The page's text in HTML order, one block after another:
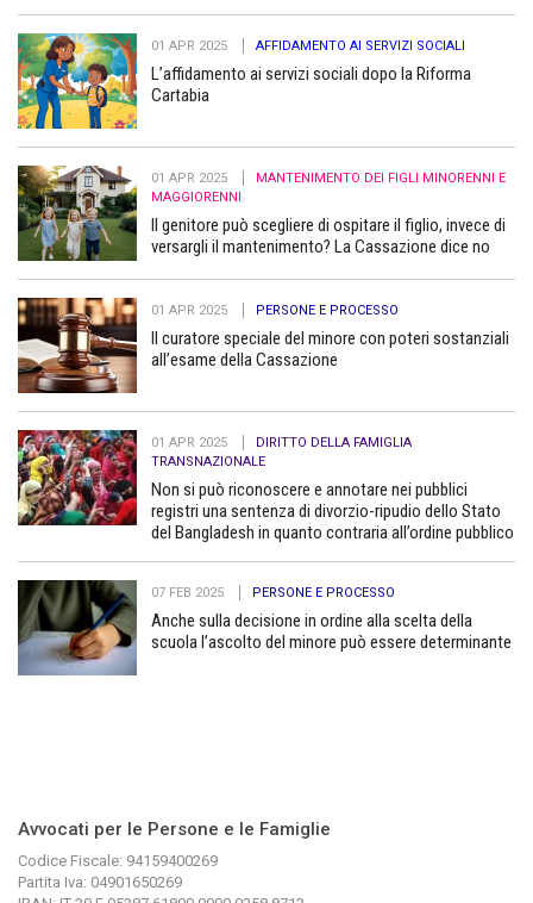
01 APR 2025 AFFIDAMENTO AI SERVIZI SOCIALI
L’affidamento ai servizi sociali dopo la Riforma
Cartabia
01 APR 2025
MANTENIMENTO DEI FIGLI MINORENNI E
MAGGIORENNI
Il genitore può scegliere di ospitare il figlio, invece di
versargli il mantenimento? La Cassazione dice no
01 APR 2025 PERSONE E PROCESSO
Il curatore speciale del minore con poteri sostanziali
all’esame della Cassazione
01 APR 2025
DIRITTO DELLA FAMIGLIA
TRANSNAZIONALE
Non si può riconoscere e annotare nei pubblici
registri una sentenza di divorzio-ripudio dello Stato
del Bangladesh in quanto contraria all’ordine pubblico
07 FEB 2025 PERSONE E PROCESSO
Anche sulla decisione in ordine alla scelta della
scuola l’ascolto del minore può essere determinante
Avvocati per le Persone e le Famiglie
Codice Fiscale: 94159400269
Partita Iva: 04901650269